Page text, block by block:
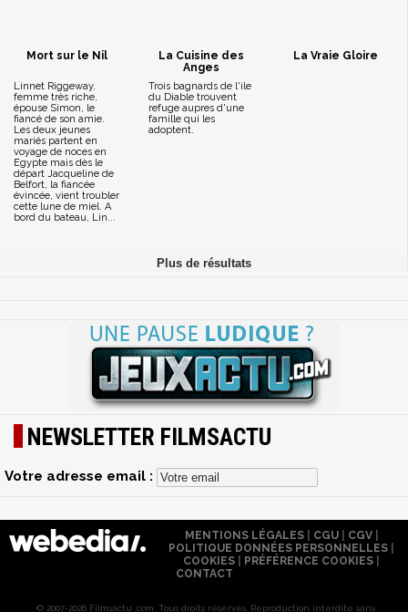
Mort sur le Nil
Linnet Riggeway,
femme très riche,
épouse Simon, le
fiancé de son amie.
Les deux jeunes
mariés partent en
voyage de noces en
Egypte mais dès le
départ Jacqueline de
Belfort, la fiancée
évincée, vient troubler
cette lune de miel. A
bord du bateau, Lin...
La Cuisine des
Anges
Trois bagnards de l'ile
du Diable trouvent
refuge aupres d'une
famille qui les
adoptent.
La Vraie Gloire
NEWSLETTER FILMSACTU
Votre adresse email :
MENTIONS LÉGALES| CGU| CGV|
POLITIQUE DONNÉES PERSONNELLES
COOKIES
PRÉFÉRENCE COOKIES
CONTACT
© 2007-2026 Filmsactu .com. Tous droits réservés. Reproduction interdite sans